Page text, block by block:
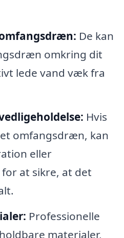
De kan
omkring dit
lede vand væk fra
Hvis
omfangsdræn, kan
eller
at sikre, at det
Professionelle
materialer,